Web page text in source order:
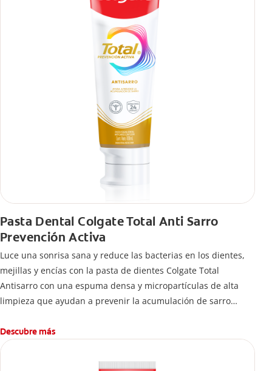
Pasta Dental Colgate Total Anti Sarro
Prevención Activa
Luce una sonrisa sana y reduce las bacterias en los dientes,
mejillas y encías con la pasta de dientes Colgate Total
Antisarro con una espuma densa y micropartículas de alta
limpieza que ayudan a prevenir la acumulación de sarro
Descubre más